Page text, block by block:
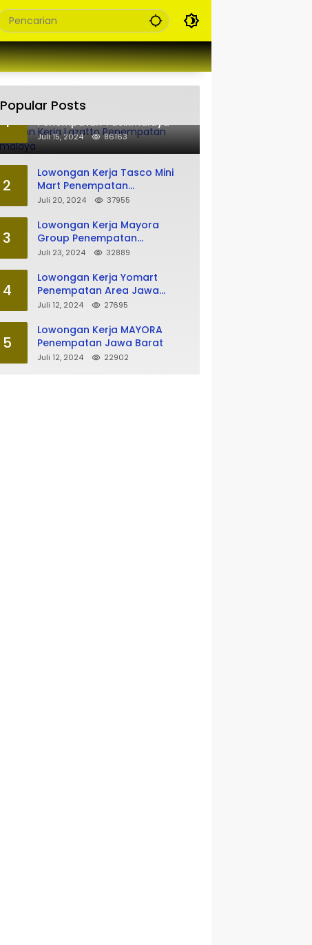
Popular Posts
1
Lowongan Kerja Lazatto
Penempatan Tasikmalaya
Juli 15, 2024 86163
2
Lowongan Kerja Tasco Mini
Mart Penempatan
Tasikmalaya
Juli 20, 2024 37955
3
Lowongan Kerja Mayora
Group Penempatan
Tasikmalaya
Juli 23, 2024 32889
4
Lowongan Kerja Yomart
Penempatan Area Jawa
Barat
Juli 12, 2024 27695
5
Lowongan Kerja MAYORA
Penempatan Jawa Barat
Juli 12, 2024 22902